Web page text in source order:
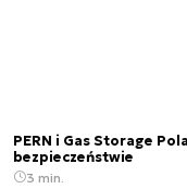
PERN i Gas Storage
bezpieczeństwie
3 min.